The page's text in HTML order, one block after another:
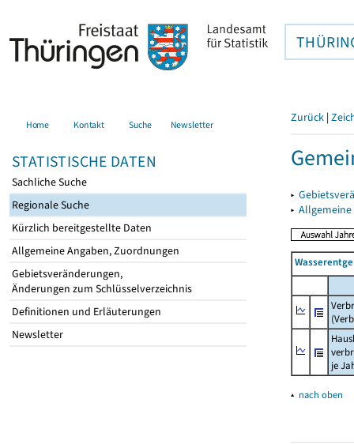
Home Kontakt Suche Newsletter
STATISTISCHE DATEN
Sachliche Suche
Regionale Suche
Kürzlich bereitgestellte Daten
Allgemeine Angaben, Zuordnungen
Gebietsveränderungen,
Änderungen zum Schlüsselverzeichnis
Definitionen und Erläuterungen
Newsletter
Zurück |
▸
▸
je
▴ nach oben